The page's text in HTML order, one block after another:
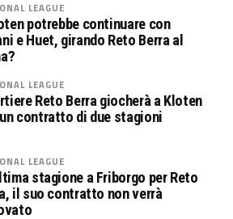
LEAGUE
potrebbe continuare con
e Huet, girando Reto Berra al
LEAGUE
Reto Berra giocherà a Kloten
contratto di due stagioni
LEAGUE
stagione a Friborgo per Reto
il suo contratto non verrà